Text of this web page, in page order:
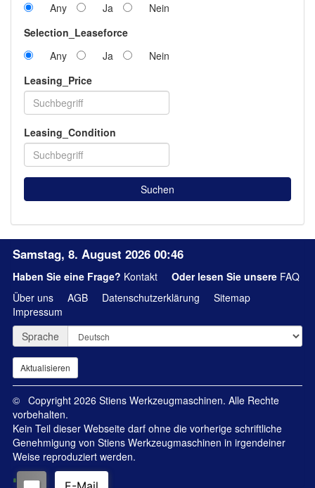
Any
Ja
Nein
Selection_Leaseforce
Any
Ja
Nein
Leasing_Price
Leasing_Condition
Samstag, 8. August 2026 00:46
Haben Sie eine Frage? Kontakt Oder lesen Sie unsere FAQ
Über uns
AGB Datenschutzerklärung
Sitemap
Impressum
Sprache
© Copyright 2026 Stiens Werkzeugmaschinen. Alle Rechte
vorbehalten.
Kein Teil dieser Webseite darf ohne die vorherige schriftliche
Genehmigung von Stiens Werkzeugmaschinen in irgendeiner
Weise reproduziert werden.